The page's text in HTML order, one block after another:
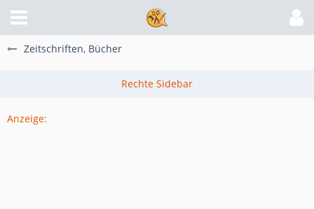
Zeitschriften, Bücher
Anzeige: